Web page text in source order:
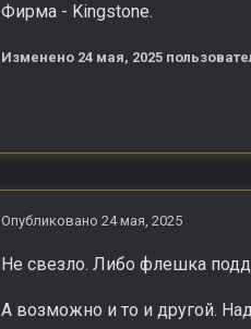
Фирма - Kingstone.
Изменено 24 мая, 2025
Опубликовано 24 мая, 2025
Не свезло. Либо флешка
А возможно и то и другой.